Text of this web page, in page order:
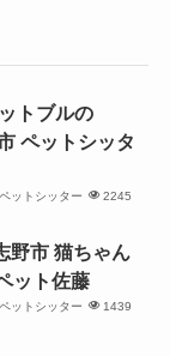
トブルの
ペットシッタ
ットシッター 2245
野市 猫ちゃん
ット佐藤
ットシッター 1439